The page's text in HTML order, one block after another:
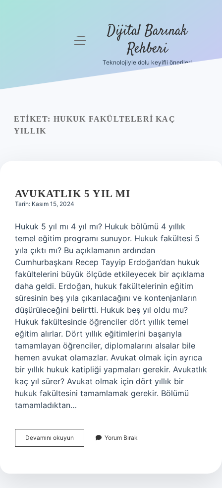
Yasal Uyarı
menüyü
Dijital Barınak
Rehberi
Teknolojiyle dolu keyifli öneriler!
ETIKET: HUKUK FAKÜLTELERI KAÇ
YILLIK
AVUKATLIK 5 YIL MI
Tarih: Kasım 15, 2024
Hukuk 5 yıl mı 4 yıl mı? Hukuk bölümü 4 yıllık
temel eğitim programı sunuyor. Hukuk fakültesi 5
yıla çıktı mı? Bu açıklamanın ardından
Cumhurbaşkanı Recep Tayyip Erdoğan’dan hukuk
fakültelerini büyük ölçüde etkileyecek bir açıklama
daha geldi. Erdoğan, hukuk fakültelerinin eğitim
süresinin beş yıla çıkarılacağını ve kontenjanların
düşürüleceğini belirtti. Hukuk beş yıl oldu mu?
Hukuk fakültesinde öğrenciler dört yıllık temel
eğitim alırlar. Dört yıllık eğitimlerini başarıyla
tamamlayan öğrenciler, diplomalarını alsalar bile
hemen avukat olamazlar. Avukat olmak için ayrıca
bir yıllık hukuk katipliği yapmaları gerekir. Avukatlık
kaç yıl sürer? Avukat olmak için dört yıllık bir
hukuk fakültesini tamamlamak gerekir. Bölümü
tamamladıktan…
Devamını okuyun Avukatlık
5
Yorum Bırak